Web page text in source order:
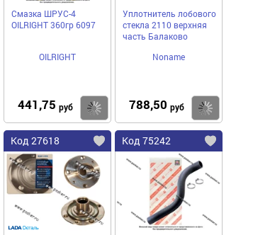
Смазка ШРУС-4
ОILRIGHT 360гр 6097
OILRIGHT
441,75 руб Купить
Уплотнитель лобового
стекла 2110 верхняя
часть Балаково
Noname
788,50 руб
Код 27618 Код 75242